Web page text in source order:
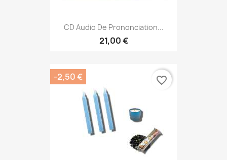
CD Audio De Prononciation...
21,00 €
-2,50 € favorite_border